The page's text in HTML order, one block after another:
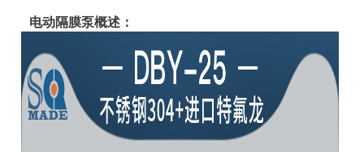
电动隔膜泵概述：